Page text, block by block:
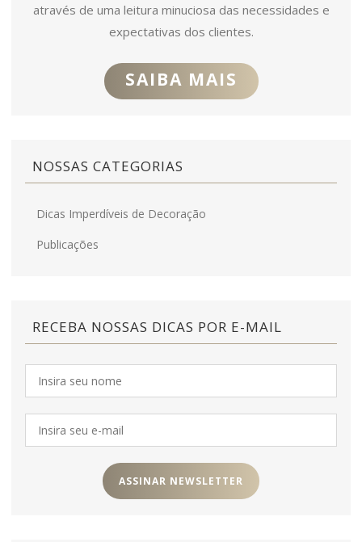
através de uma leitura minuciosa das necessidades e
expectativas dos clientes.
SAIBA MAIS
NOSSAS CATEGORIAS
Dicas Imperdíveis de Decoração
Publicações
RECEBA NOSSAS DICAS POR E-MAIL